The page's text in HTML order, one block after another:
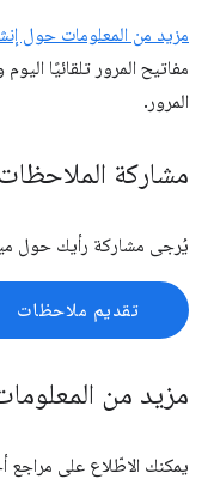
مزيد من المعلومات حول
مفاتيح المرور تلقائيًا
المرور.
مشاركة الملاحظات
يُرجى مشاركة رأيك حول
تقديم ملاحظات
مزيد من
يمكنك الاطّلاع على مراجع